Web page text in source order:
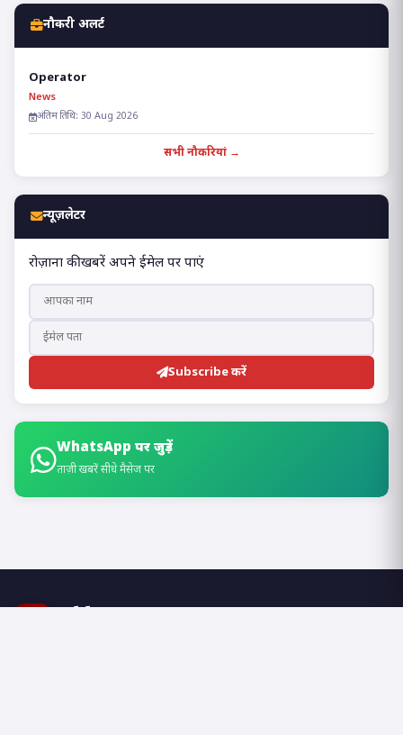
नौकरी अलर्ट
Operator
News
अंतिम तिथि: 30 Aug 2026
सभी नौकरियां →
न्यूज़लेटर
रोज़ाना की खबरें अपने ईमेल पर पाएं
Subscribe करें
WhatsApp पर जुड़ें
ताज़ी खबरें सीधे मैसेज पर
Takkar News